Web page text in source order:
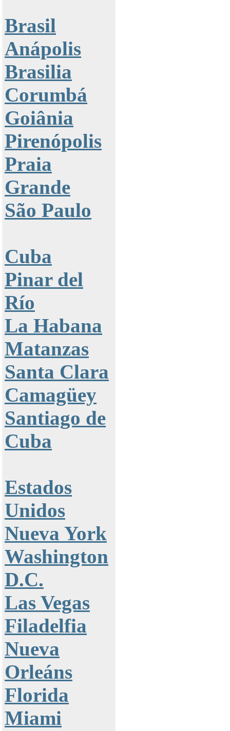
Brasil
Anápolis
Brasilia
Corumbá
Goiânia
Pirenópolis
Praia
Grande
São Paulo
Cuba
Pinar del
Río
La Habana
Matanzas
Santa Clara
Camagüey
Santiago de
Cuba
Estados
Unidos
Nueva York
Washington
D.C.
Las Vegas
Filadelfia
Nueva
Orleáns
Florida
Miami